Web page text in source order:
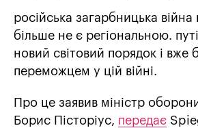
російська загарбницька війна
більше не є регіональною.
новий світовий порядок і вже
переможцем у цій війні.
Про це заявив міністр
Борис Пісторіус, передає